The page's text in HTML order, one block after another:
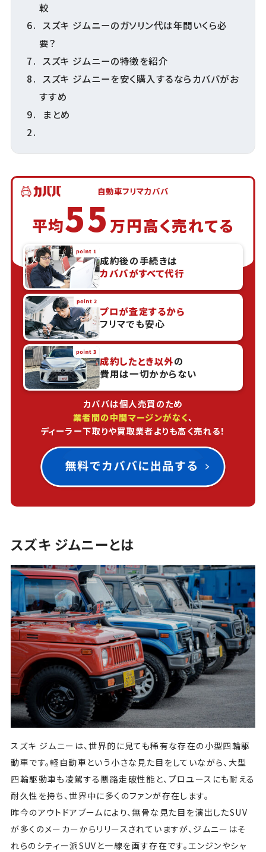
較
スズキ ジムニーのガソリン代は年間いくら必
要？
スズキ ジムニーの特徴を紹介
スズキ ジムニーを安く購入するならカババがお
すすめ
まとめ
自動車フリマカババ
平均55 万円高く売れてる
成約後の手続きは
カババがすべて代行
プロが査定するから
フリマでも安心
成約したとき以外の
費用は一切かからない
カババは個人売買のため
業者間の中間マージンがなく、
ディーラー下取りや買取業者よりも高く売れる！
スズキ ジムニーとは
スズキ ジムニーは、世界的に見ても稀有な存在の小型四輪駆
動車です。軽自動車という小さな見た目をしていながら、大型
四輪駆動車も凌駕する悪路走破性能と、プロユースにも耐える
耐久性を持ち、世界中に多くのファンが存在します。
昨今のアウトドアブームにより、無骨な見た目を演出したSUV
が多くのメーカーからリリースされていますが、ジムニーはそ
れらのシティー派SUVと一線を画す存在です。エンジンやシャ